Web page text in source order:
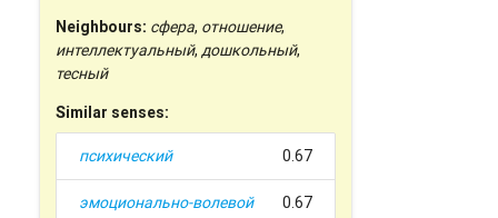
Neighbours: сфера, отношение,
интеллектуальный,дошкольный,
тесный
Similar senses:
психический 0.67
эмоционально-волевой 0.67